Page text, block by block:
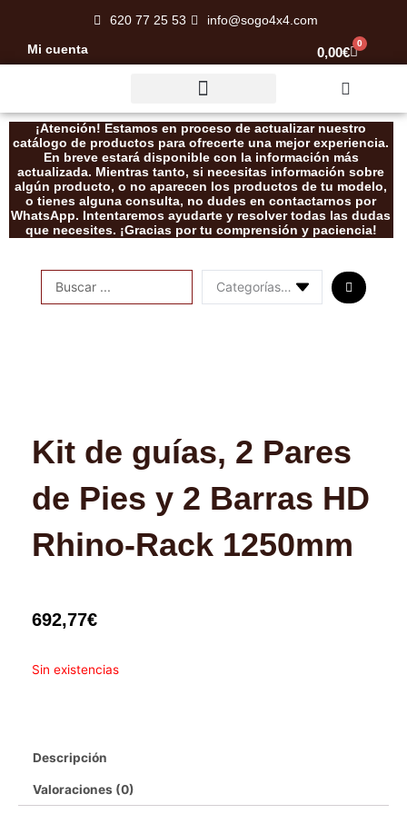
contenido
620 77 25 53 info@sogo4x4.com
Mi cuenta 0,00€
0
Carrito
¡Atención! Estamos en proceso de actualizar nuestro
catálogo de productos para ofrecerte una mejor experiencia.
En breve estará disponible con la información más
actualizada. Mientras tanto, si necesitas información sobre
algún producto, o no aparecen los productos de tu modelo,
o tienes alguna consulta, no dudes en contactarnos por
WhatsApp. Intentaremos ayudarte y resolver todas las dudas
que necesites. ¡Gracias por tu comprensión y paciencia!
Search
...
Kit de guías, 2 Pares
de Pies y 2 Barras HD
Rhino-Rack 1250mm
692,77€
Sin existencias
Descripción
Valoraciones (0)